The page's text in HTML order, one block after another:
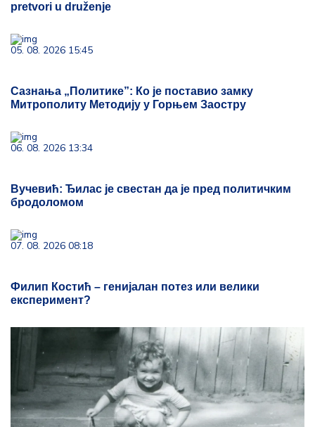
pretvori u druženje
05. 08. 2026 15:45
Сазнања „Политике”: Ко је поставио замку
Митрополиту Методију у Горњем Заостру
06. 08. 2026 13:34
Вучевић: Ђилас је свестан да је пред политичким
бродоломом
07. 08. 2026 08:18
Филип Костић – генијалан потез или велики
експеримент?